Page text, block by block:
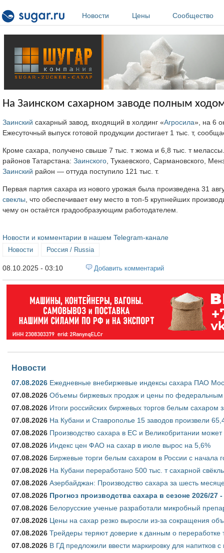
Новости
Цены Сообщество
На Заинском сахарном заводе полным
Заинский сахарный завод, входящий в холдинг «Агросила», на 6
Ежесуточный выпуск готовой продукции достигает 1 тыс. т,
Кроме сахара, получено свыше 7 тыс. т жома и 6,8 тыс. т
районов Татарстана: Заинского , Тукаевского, Сармановского,
Заинский район — оттуда поступило 121 тыс. т.
Первая партия сахара из нового урожая была произведена 31
свеклы , что обеспечивает ему место в топ-5 крупнейших
чему он остаётся градообразующим работодателем.
Новости и комментарии в нашем Telegram-канале
Новости Россия / Russia
08.10.2025 - 03:10 Добавить комментарий
Новости
07.08.2026 Ежедневные внебиржевые индексы сахара ПАО
07.08.2026 Объемы биржевых продаж и цены по федеральным
07.08.2026 Итоги российских биржевых торгов белым сахаром
07.08.2026 На Кубани и Ставрополье 15 заводов произвели
07.08.2026 Производство сахара в ЕС и Великобритании
07.08.2026 Индекс цен ФАО на сахар в июле вырос на 5,6%
07.08.2026 Биржевые торги белым сахаром в России с начала
07.08.2026 На Кубани переработано 500 тыс. т сахарной
07.08.2026 Азербайджан: Производство сахара за шесть
07.08.2026 Прогноз производства сахара в сезоне 2026/
07.08.2026 Белорусские ученые разработали микробный
07.08.2026 Цены на сахар резко выросли из-за сокращения
07.08.2026 Трейдеры теряют доверие к данным о переработке
07.08.2026 В ГД предложили ввести маркировку для напитков